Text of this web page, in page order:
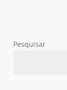
Pesquisar